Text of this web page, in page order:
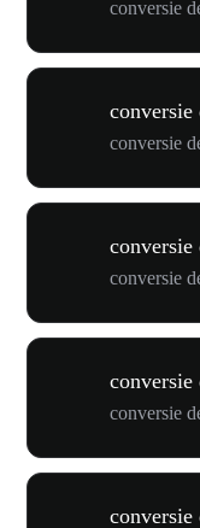
conversie
conversie
conversie
conversie